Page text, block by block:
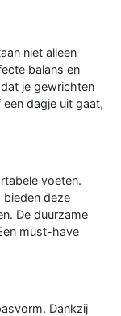
niet alleen
balans en
je gewrichten
dagje uit gaat,
voeten.
deze
De duurzame
must-have
Dankzij